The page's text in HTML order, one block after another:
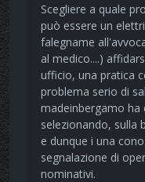
Scegliere a quale
può essere un
falegname
al medico....)
ufficio, una pratica
problema serio di
madeinbergamo ha
selezionando, sulla
e dunque i una
segnalazione di
nominativi.